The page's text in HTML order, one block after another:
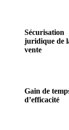
Sécurisation
juridique de
vente
Gain de
d’efficacité